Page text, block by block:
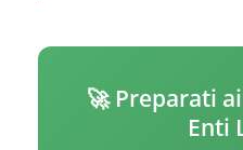
🚀 Preparati
Enti